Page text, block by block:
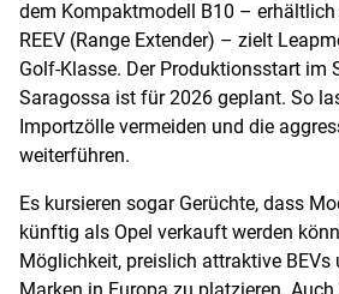
dem Kompaktmodell B10 – erhältlich
REEV (Range Extender) – zielt
Golf-Klasse. Der Produktionsstart im
Saragossa ist für 2026 geplant. So
Importzölle vermeiden und die
weiterführen.
Es kursieren sogar Gerüchte, dass
künftig als Opel verkauft werden
Möglichkeit, preislich attraktive BEVs
Marken in Europa zu platzieren.